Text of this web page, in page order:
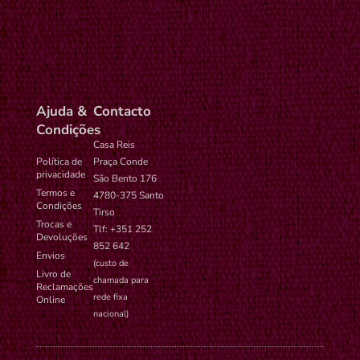
Ajuda &
Condições
Política de
privacidade
Termos e
Condições
Trocas e
Devoluções
Envios
Livro de
Reclamações
Online
Contacto
Casa Reis
Praça Conde
São Bento 176
4780-375 Santo
Tirso
Tlf: +351 252
852 642
(custo de
chamada para
rede fixa
nacional)
settings-
time-6
administrador no
WordPress.
ano